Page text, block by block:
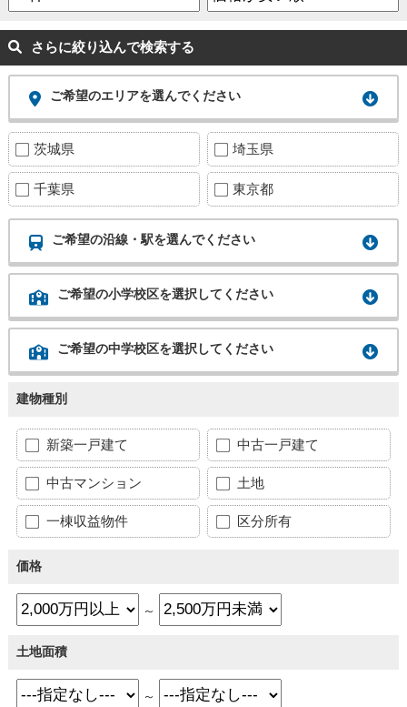
さらに絞り込んで検索する
ご希望のエリアを選んでください
茨城県 埼玉県
千葉県 東京都
ご希望の沿線・駅を選んでください
ご希望の小学校区を選択してください
ご希望の中学校区を選択してください
建物種別
新築一戸建て 中古一戸建て
中古マンション 土地
一棟収益物件 区分所有
価格
～
土地面積
～